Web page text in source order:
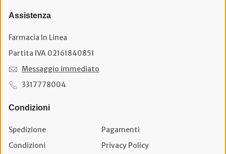
Assistenza
Farmacia In Linea
Partita IVA 02161840851
Messaggio immediato
3317778004
Condizioni
Spedizione
Pagamenti
Condizioni
Privacy Policy